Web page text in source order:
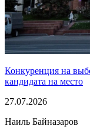
Конкуренция на
кандидата на место
27.07.2026
Наиль Байназаров